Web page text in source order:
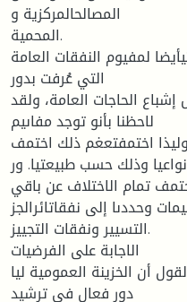
المصالحالمركزية و
المحمية.
لمفيوم النفقات العامة
التي عُرفت بدور
الحاجات العامة، ولقد
لاحظنا بأنو توجد مفاىيم
اختمفتعغم ذلك اختمف
وذلك حسب طبيعتيا. ور
تمام الاختلاف عن باقي
وحددىا إلى نفقاتائرالجز
التسيير ونفقات التجييز.
الاجابة على الفرضيات
أن الخزينة العمومية ليا
دور فعال في ترشيد